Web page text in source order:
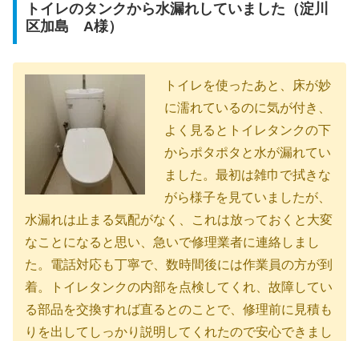
トイレのタンクから水漏れしていました（淀川
区加島 A様）
トイレを使ったあと、床が妙
に濡れているのに気が付き、
よく見るとトイレタンクの下
からポタポタと水が漏れてい
ました。最初は雑巾で拭きな
がら様子を見ていましたが、
水漏れは止まる気配がなく、これは放っておくと大変
なことになると思い、急いで修理業者に連絡しまし
た。電話対応も丁寧で、数時間後には作業員の方が到
着。トイレタンクの内部を点検してくれ、故障してい
る部品を交換すれば直るとのことで、修理前に見積も
りを出してしっかり説明してくれたので安心できまし